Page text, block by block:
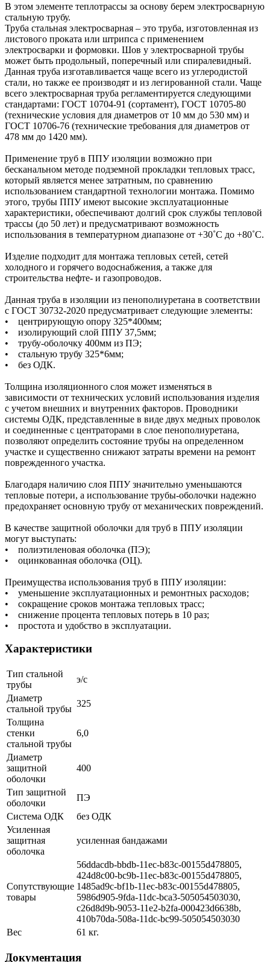
В этом элементе теплотрассы за основу берем электросварную
стальную трубу.
Труба стальная электросварная – это труба, изготовленная из
листового проката или штрипса с применением
электросварки и формовки. Шов у электросварной трубы
может быть продольный, поперечный или спиралевидный.
Данная труба изготавливается чаще всего из углеродистой
стали, но также ее производят и из легированной стали. Чаще
всего электросварная труба регламентируется следующими
стандартами: ГОСТ 10704-91 (сортамент), ГОСТ 10705-80
(технические условия для диаметров от 10 мм до 530 мм) и
ГОСТ 10706-76 (технические требования для диаметров от
478 мм до 1420 мм).
Применение труб в ППУ изоляции возможно при
бесканальном методе подземной прокладки тепловых трасс,
который является менее затратным, по сравнению
использованием стандартной технологии монтажа. Помимо
этого, трубы ППУ имеют высокие эксплуатационные
характеристики, обеспечивают долгий срок службы тепловой
трассы (до 50 лет) и предусматривают возможность
использования в температурном диапазоне от +30˚C до +80˚C.
Изделие подходит для монтажа тепловых сетей, сетей
холодного и горячего водоснабжения, а также для
строительства нефте- и газопроводов.
Данная труба в изоляции из пенополиуретана в соответствии
с ГОСТ 30732-2020 предусматривает следующие элементы:
• центрирующую опору 325*400мм;
• изолирующий слой ППУ 37,5мм;
• трубу-оболочку 400мм из ПЭ;
• стальную трубу 325*6мм;
• без ОДК.
Толщина изоляционного слоя может изменяться в
зависимости от технических условий использования изделия
с учетом внешних и внутренних факторов. Проводники
системы ОДК, представленные в виде двух медных проволок
и соединенные с центраторами в слое пенополиуретана,
позволяют определить состояние трубы на определенном
участке и существенно снижают затраты времени на ремонт
поврежденного участка.
Благодаря наличию слоя ППУ значительно уменьшаются
тепловые потери, а использование трубы-оболочки надежно
предохраняет основную трубу от механических повреждений.
В качестве защитной оболочки для труб в ППУ изоляции
могут выступать:
• полиэтиленовая оболочка (ПЭ);
• оцинкованная оболочка (ОЦ).
Преимущества использования труб в ППУ изоляции:
• уменьшение эксплуатационных и ремонтных расходов;
• сокращение сроков монтажа тепловых трасс;
• снижение процента тепловых потерь в 10 раз;
• простота и удобство в эксплуатации.
Характеристики
Тип стальной
трубы
э/с
Диаметр
стальной трубы
325
Толщина
стенки
стальной трубы
6,0
Диаметр
защитной
оболочки
400
Тип защитной
оболочки
ПЭ
Система ОДК
без ОДК
Усиленная
защитная
оболочка
усиленная бандажами
Сопутствующие
товары
56ddacdb-bbdb-11ec-b83c-00155d478805,
424d8c00-bc9b-11ec-b83c-00155d478805,
1485ad9c-bf1b-11ec-b83c-00155d478805,
5986d905-9fda-11dc-bca3-505054503030,
c26d8d9b-9053-11e2-b2fa-000423d6638b,
410b70da-508a-11dc-bc99-505054503030
Вес
61 кг.
Документация